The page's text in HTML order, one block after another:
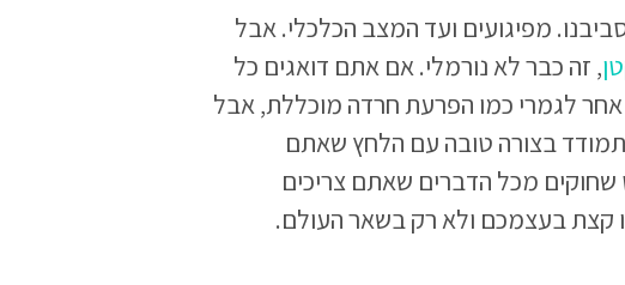
מפיגועים ועד המצב הכלכלי. אבל
, זה כבר לא נורמלי. אם אתם דואגים כל
לגמרי כמו הפרעת חרדה מוכללת, אבל
בצורה טובה עם הלחץ שאתם
שחוקים מכל הדברים שאתם צריכים
קצת בעצמכם ולא רק בשאר העולם.